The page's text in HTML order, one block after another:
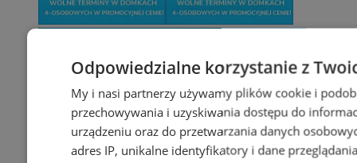
Odpowiedzialne korzystanie z
My i nasi partnerzy używamy plików cookie i
przechowywania i uzyskiwania dostępu do
urządzeniu oraz do przetwarzania danych
adres IP, unikalne identyfikatory i dane